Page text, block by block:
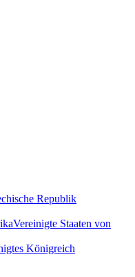
Republik
Vereinigte Staaten von
Königreich